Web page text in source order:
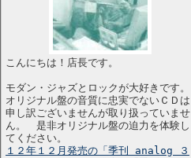
こんにちは！店長です。
モダン・ジャズとロックが大好きです。
オリジナル盤の音質に忠実でないＣＤは
申し訳ございませんが取り扱っていませ
ん。 是非オリジナル盤の迫力を体験し
てください。
１２年１２月発売の「季刊 analog ３